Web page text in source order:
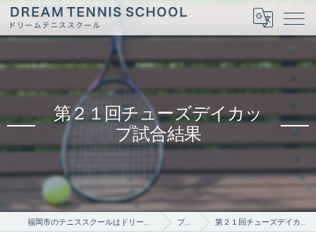
第２１回チューズデイカッ
プ試合結果
福岡市のテニススクールはドリームテニススクール ブログ 第２１回チューズデイカップ試合結果